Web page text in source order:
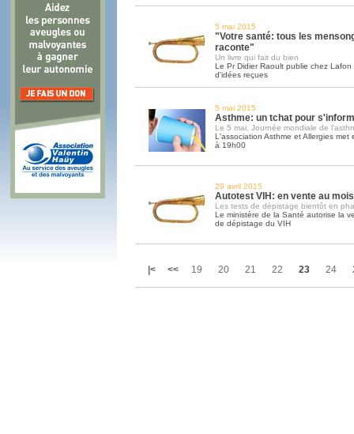
5 mai 2015
"Votre santé: tous les
raconte"
Un livre qui fait du bien
Le Pr Didier Raoult publie chez
d'idées reçues
5 mai 2015
Asthme: un tchat pour
Le 5 mai, Journée mondiale de
L'association Asthme et Allergies
à 19h00
29 avril 2015
Autotest VIH: en vente au
Les tests de dépistage bientôt en
Le ministère de la Santé autorise la
de dépistage du VIH
|< << 19 20 21 22 23 24